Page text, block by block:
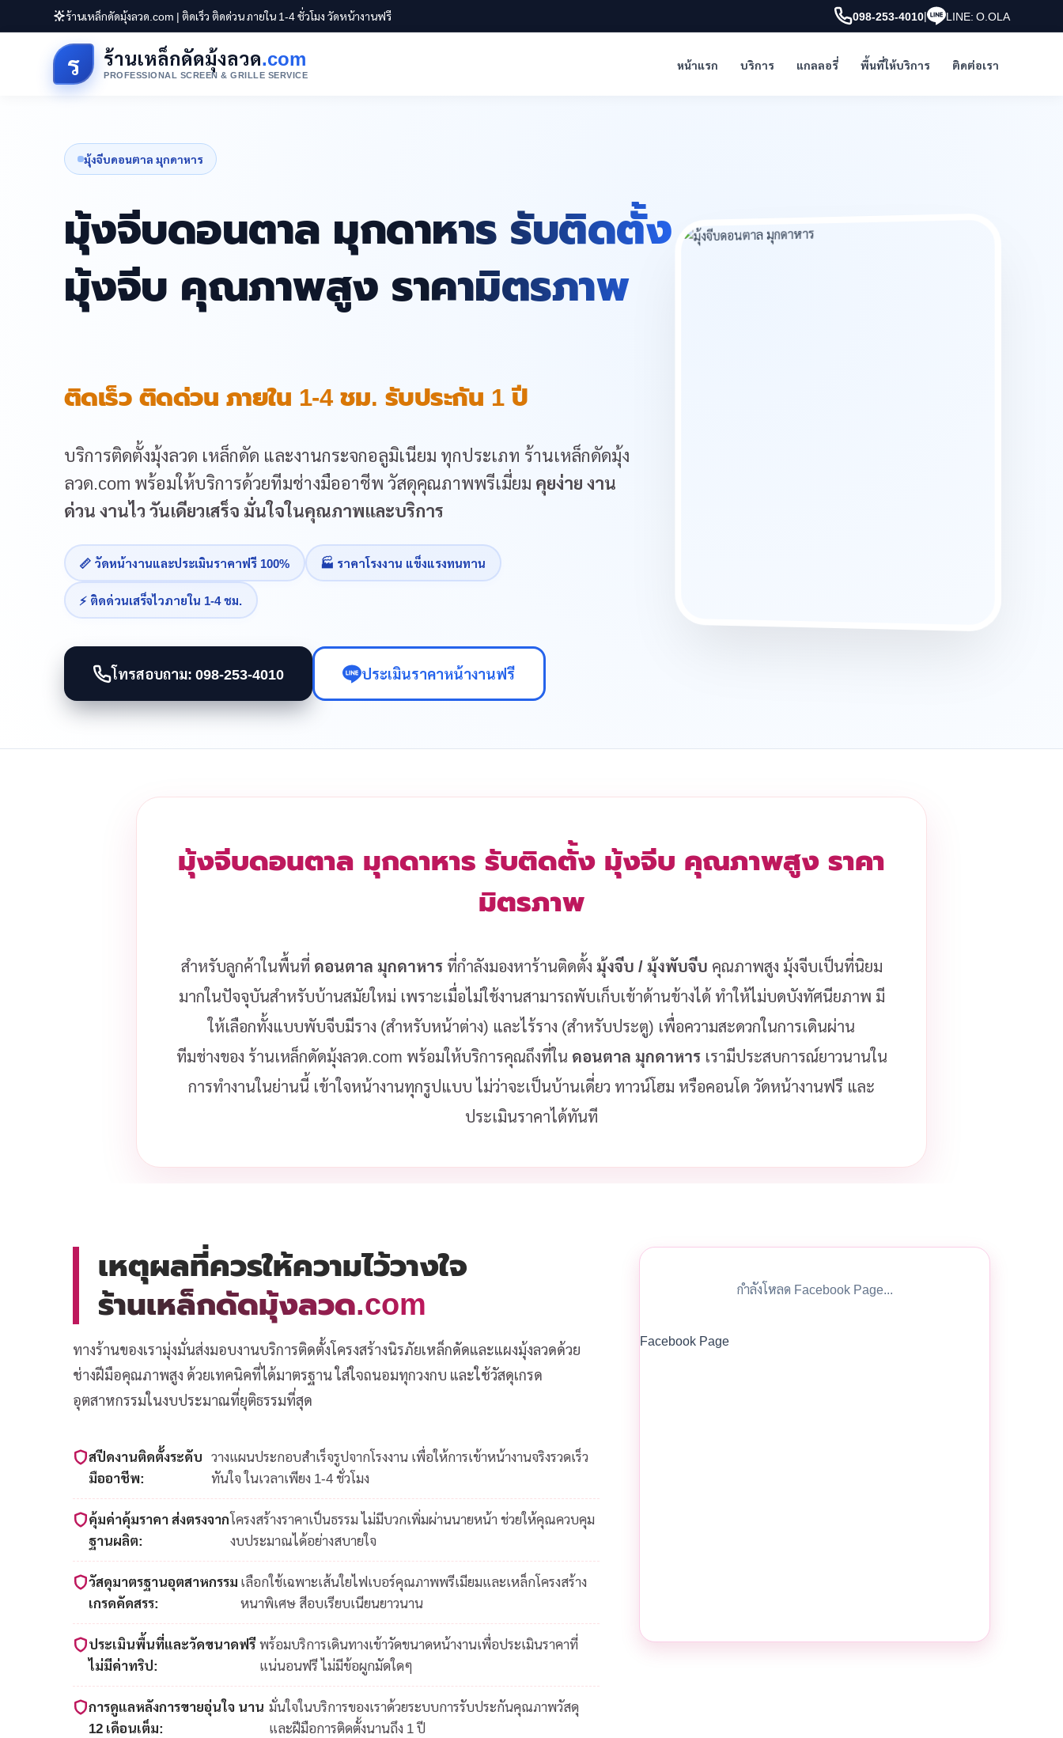
ร้านเหล็กดัดมุ้งลวด.com | ติดเร็ว ติดด่วน ภายใน 1-4 ชั่วโมง วัดหน้างานฟรี 098-253-4010| LINE: O.OLA
ร ร้านเหล็กดัดมุ้งลวด.com
PROFESSIONAL SCREEN & GRILLE SERVICE
หน้าแรก บริการ แกลลอรี่ พื้นที่ให้บริการ ติดต่อเรา
มุ้งจีบดอนตาล มุกดาหาร
มุ้งจีบดอนตาล มุกดาหาร รับติดตั้ง
มุ้งจีบ คุณภาพสูง ราคามิตรภาพ
ติดเร็ว ติดด่วน ภายใน 1-4 ชม. รับประกัน 1 ปี
บริการติดตั้งมุ้งลวด เหล็กดัด และงานกระจกอลูมิเนียม ทุกประเภท ร้านเหล็กดัดมุ้ง
ลวด.com พร้อมให้บริการด้วยทีมช่างมืออาชีพ วัสดุคุณภาพพรีเมี่ยม คุยง่าย งาน
ด่วน งานไว วันเดียวเสร็จ มั่นใจในคุณภาพและบริการ
📏 วัดหน้างานและประเมินราคาฟรี 100% 🏭 ราคาโรงงาน แข็งแรงทนทาน
⚡ ติดด่วนเสร็จไวภายใน 1-4 ชม.
โทรสอบถาม: 098-253-4010 ประเมินราคาหน้างานฟรี
มุ้งจีบดอนตาล มุกดาหาร รับติดตั้ง มุ้งจีบ คุณภาพสูง ราคา
มิตรภาพ
สำหรับลูกค้าในพื้นที่ ดอนตาล มุกดาหารที่กำลังมองหาร้านติดตั้ง มุ้งจีบ / มุ้งพับจีบ คุณภาพสูง มุ้งจีบเป็นที่นิยม
มากในปัจจุบันสำหรับบ้านสมัยใหม่ เพราะเมื่อไม่ใช้งานสามารถพับเก็บเข้าด้านข้างได้ ทำให้ไม่บดบังทัศนียภาพ มี
ให้เลือกทั้งแบบพับจีบมีราง (สำหรับหน้าต่าง) และไร้ราง (สำหรับประตู) เพื่อความสะดวกในการเดินผ่าน
ทีมช่างของ ร้านเหล็กดัดมุ้งลวด.com พร้อมให้บริการคุณถึงที่ใน ดอนตาล มุกดาหารเรามีประสบการณ์ยาวนานใน
การทำงานในย่านนี้ เข้าใจหน้างานทุกรูปแบบ ไม่ว่าจะเป็นบ้านเดี่ยว ทาวน์โฮม หรือคอนโด วัดหน้างานฟรี และ
ประเมินราคาได้ทันที
เหตุผลที่ควรให้ความไว้วางใจ
ร้านเหล็กดัดมุ้งลวด.com
ทางร้านของเรามุ่งมั่นส่งมอบงานบริการติดตั้งโครงสร้างนิรภัยเหล็กดัดและแผงมุ้งลวดด้วย
ช่างฝีมือคุณภาพสูง ด้วยเทคนิคที่ได้มาตรฐาน ใส่ใจถนอมทุกวงกบ และใช้วัสดุเกรด
อุตสาหกรรมในงบประมาณที่ยุติธรรมที่สุด
สปีดงานติดตั้งระดับ
มืออาชีพ:
วางแผนประกอบสำเร็จรูปจากโรงงาน เพื่อให้การเข้าหน้างานจริงรวดเร็ว
ทันใจ ในเวลาเพียง 1-4 ชั่วโมง
คุ้มค่าคุ้มราคา ส่งตรงจาก
ฐานผลิต:
โครงสร้างราคาเป็นธรรม ไม่มีบวกเพิ่มผ่านนายหน้า ช่วยให้คุณควบคุม
งบประมาณได้อย่างสบายใจ
วัสดุมาตรฐานอุตสาหกรรม
เกรดคัดสรร:
เลือกใช้เฉพาะเส้นใยไฟเบอร์คุณภาพพรีเมียมและเหล็กโครงสร้าง
หนาพิเศษ สีอบเรียบเนียนยาวนาน
ประเมินพื้นที่และวัดขนาดฟรี
ไม่มีค่าทริป:
พร้อมบริการเดินทางเข้าวัดขนาดหน้างานเพื่อประเมินราคาที่
แน่นอนฟรี ไม่มีข้อผูกมัดใดๆ
การดูแลหลังการขายอุ่นใจ นาน
12 เดือนเต็ม:
มั่นใจในบริการของเราด้วยระบบการรับประกันคุณภาพวัสดุ
และฝีมือการติดตั้งนานถึง 1 ปี
กำลังโหลด Facebook Page...
Facebook Page